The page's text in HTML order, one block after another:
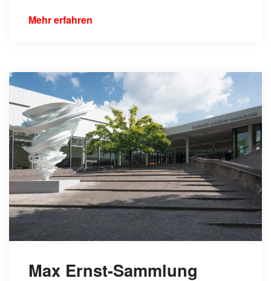
Mehr erfahren
Max Ernst-Sammlung